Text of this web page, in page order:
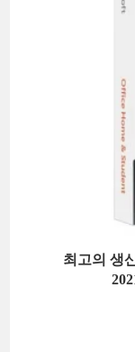
최고의 생